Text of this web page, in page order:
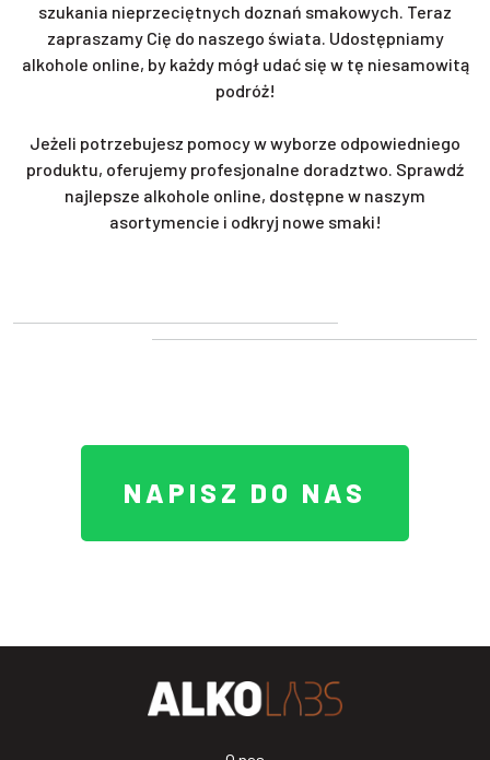
szukania nieprzeciętnych doznań smakowych. Teraz
zapraszamy Cię do naszego świata. Udostępniamy
alkohole online, by każdy mógł udać się w tę niesamowitą
podróż!
Jeżeli potrzebujesz pomocy w wyborze odpowiedniego
produktu, oferujemy profesjonalne doradztwo. Sprawdź
najlepsze alkohole online, dostępne w naszym
asortymencie i odkryj nowe smaki!
NAPISZ DO NAS